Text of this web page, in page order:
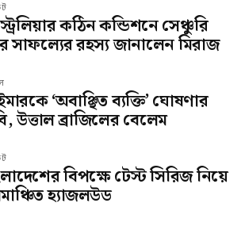
কঠিন কন্ডিশনে সেঞ্চুরি
সাফল্যের রহস্য জানালেন মিরাজ
‘অবাঞ্ছিত ব্যক্তি’ ঘোষণার
উত্তাল ব্রাজিলের বেলেম
বিপক্ষে টেস্ট সিরিজ নিয়ে
হ্যাজলউড